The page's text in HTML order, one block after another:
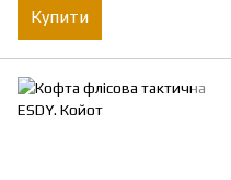
Купити